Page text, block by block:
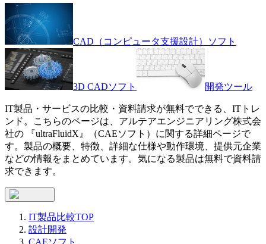
CAD（コンピュータ支援設計）ソフト
3D CADソフト 開発ツール
IT製品・サービスの比較・資料請求が無料でできる、ITトレ
ンド。こちらのページは、 アルテアエンジニアリング株式会
社の 『ultraFluidX 』（CAEソフト ）に関する詳細ページで
す。製品の概要、特徴、詳細な仕様や動作環境、提供元企業
などの情報をまとめています。気になる製品は無料で資料請
求できます。
IT製品比較TOP
設計開発
CAEソフト